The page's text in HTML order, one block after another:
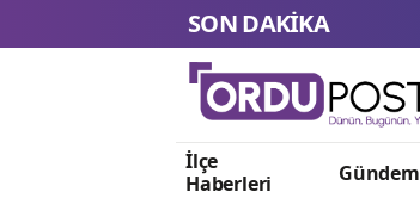
SON DAKİKA
İlçe
Haberleri
Gündem